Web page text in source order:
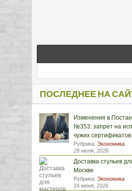
ПОСЛЕДНЕЕ НА
Изменения в
№353: запрет на
чужих
Рубрика: Экономика
28 июля, 2026
Доставка стульев
Москве
Рубрика: Экономика
24 июня, 2026